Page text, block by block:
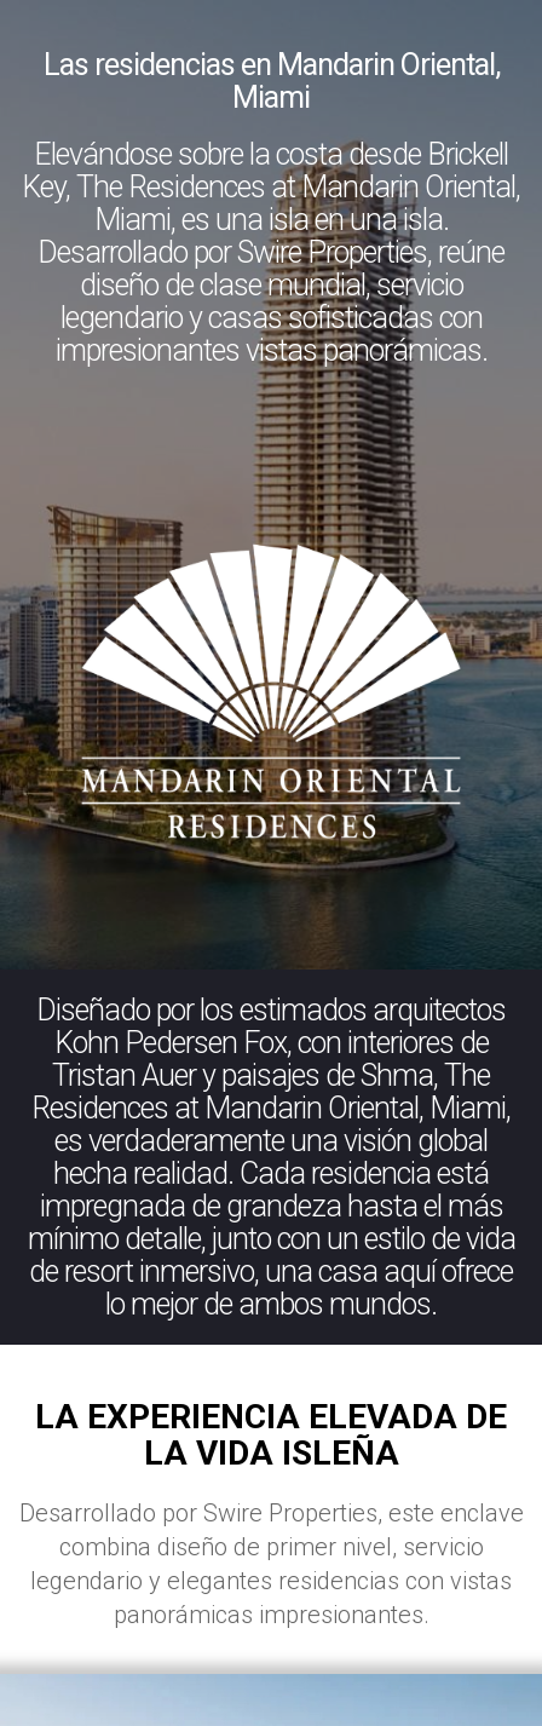
Las residencias en Mandarin Oriental,
Miami
Elevándose sobre la costa desde Brickell
Key, The Residences at Mandarin Oriental,
Miami, es una isla en una isla.
Desarrollado por Swire Properties, reúne
diseño de clase mundial, servicio
legendario y casas sofisticadas con
impresionantes vistas panorámicas.
Diseñado por los estimados arquitectos
Kohn Pedersen Fox, con interiores de
Tristan Auer y paisajes de Shma, The
Residences at Mandarin Oriental, Miami,
es verdaderamente una visión global
hecha realidad. Cada residencia está
impregnada de grandeza hasta el más
mínimo detalle, junto con un estilo de vida
de resort inmersivo, una casa aquí ofrece
lo mejor de ambos mundos.
LA EXPERIENCIA ELEVADA DE
LA VIDA ISLEÑA
Desarrollado por Swire Properties, este enclave
combina diseño de primer nivel, servicio
legendario y elegantes residencias con vistas
panorámicas impresionantes.